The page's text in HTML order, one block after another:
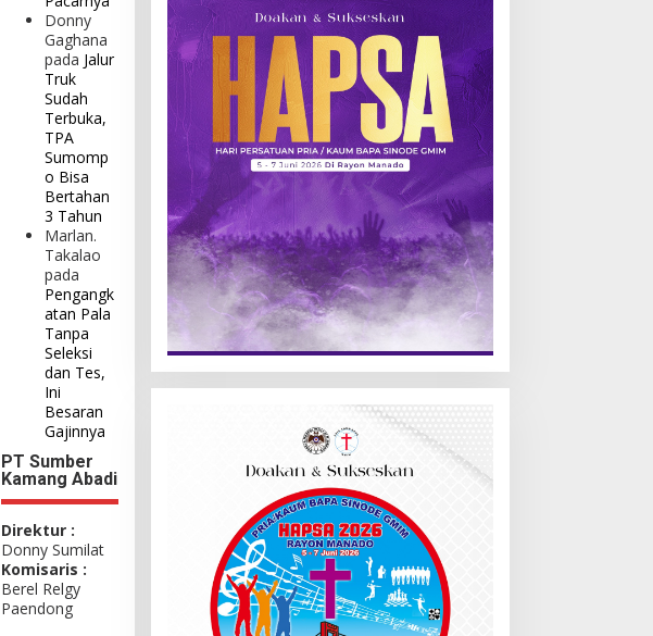
Donny
Gaghana
pada Jalur
Truk
Sudah
Terbuka,
TPA
Sumomp
o Bisa
Bertahan
3 Tahun
Marlan.
Takalao
pada
Pengangk
atan Pala
Tanpa
Seleksi
dan Tes,
Ini
Besaran
Gajinnya
PT Sumber
Kamang Abadi
Direktur :
Donny Sumilat
Komisaris :
Berel Relgy
Paendong